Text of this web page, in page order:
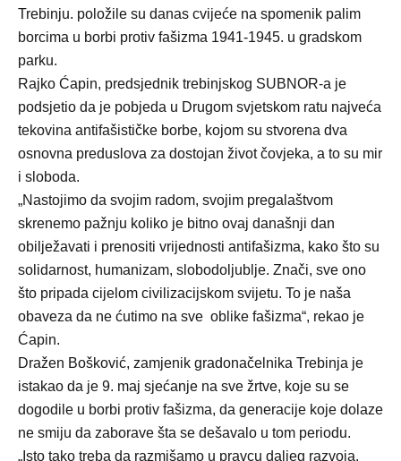
Trebinju. položile su danas cvijeće na spomenik palim
borcima u borbi protiv fašizma 1941-1945. u gradskom
parku.
Rajko Ćapin, predsjednik trebinjskog SUBNOR-a je
podsjetio da je pobjeda u Drugom svjetskom ratu najveća
tekovina antifašističke borbe, kojom su stvorena dva
osnovna preduslova za dostojan život čovjeka, a to su mir
i sloboda.
„Nastojimo da svojim radom, svojim pregalaštvom
skrenemo pažnju koliko je bitno ovaj današnji dan
obilježavati i prenositi vrijednosti antifašizma, kako što su
solidarnost, humanizam, slobodoljublje. Znači, sve ono
što pripada cijelom civilizacijskom svijetu. To je naša
obaveza da ne ćutimo na sve oblike fašizma“, rekao je
Ćapin.
Dražen Bošković, zamjenik gradonačelnika Trebinja je
istakao da je 9. maj sjećanje na sve žrtve, koje su se
dogodile u borbi protiv fašizma, da generacije koje dolaze
ne smiju da zaborave šta se dešavalo u tom periodu.
„Isto tako treba da razmišamo u pravcu daljeg razvoja,